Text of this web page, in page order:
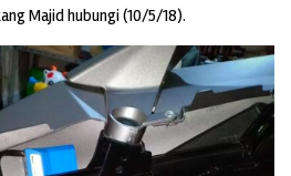
Majid hubungi (10/5/18).